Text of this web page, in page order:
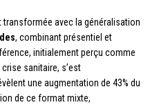
transformée avec la généralisation
, combinant présentiel et
initialement perçu comme
sanitaire, s’est
une augmentation de 43% du
de ce format mixte,